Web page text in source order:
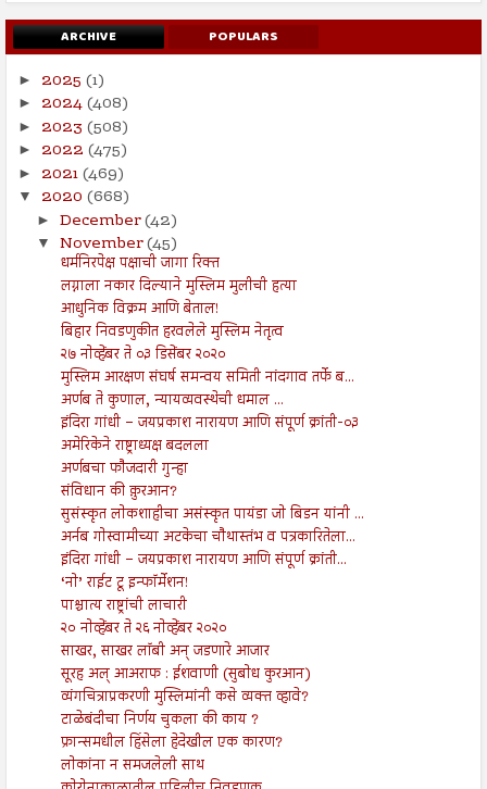
ARCHIVE POPULARS
► 2025 (1)
► 2024(408)
► 2023 (508)
► 2022 (475)
► 2021(469)
▼ 2020 (668)
► December(42)
▼ November(45)
धर्मनिरपेक्ष पक्षाची जागा रिक्त
लग्नाला नकार दिल्याने मुस्लिम मुलीची हत्या
आधुनिक विक्रम आणि बेताल!
बिहार निवडणुकीत हरवलेले मुस्लिम नेतृत्व
२७ नोव्हेंबर ते ०३ डिसेंबर २०२०
मुस्लिम आरक्षण संघर्ष समन्वय समिती नांदगाव तर्फे ब...
अर्णब ते कुणाल, न्यायव्यवस्थेची धमाल ...
इंदिरा गांधी – जयप्रकाश नारायण आणि संपूर्ण क्रांती-०३
अमेरिकेने राष्ट्राध्यक्ष बदलला
अर्णबचा फौजदारी गुन्हा
संविधान की कु़रआन?
सुसंस्कृत लोकशाहीचा असंस्कृत पायंडा जो बिडन यांनी ...
अर्नब गोस्वामीच्या अटकेचा चौथास्तंभ व पत्रकारितेला...
इंदिरा गांधी – जयप्रकाश नारायण आणि संपूर्ण क्रांती...
‘नो’ राईट टू इन्फॉर्मेशन!
पाश्चात्य राष्ट्रांची लाचारी
२० नोव्हेंबर ते २६ नोव्हेंबर २०२०
साखर, साखर लॉबी अन् जडणारे आजार
सूरह अल् आअराफ : ईशवाणी (सुबोध कुरआन)
व्यंगचित्राप्रकरणी मुस्लिमांनी कसे व्यक्त व्हावे?
टाळेबंदीचा निर्णय चुकला की काय ?
फ्रान्समधील हिंसेला हेदेखील एक कारण?
लोकांना न समजलेली साथ